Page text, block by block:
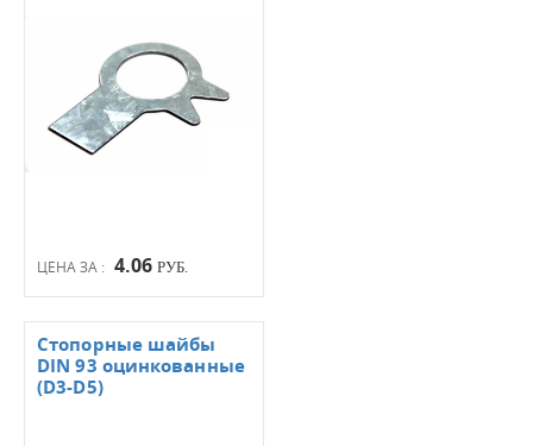
ЦЕНА ЗА : 4.06 РУБ.
Стопорные шайбы
DIN 93 оцинкованные
(D3-D5)